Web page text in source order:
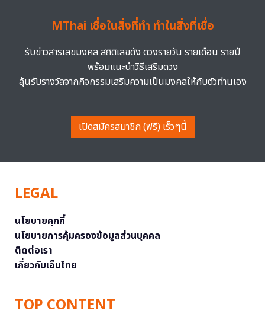
MThai เชื่อในสิ่งที่ทำ ทำในสิ่งที่เชื่อ
รับข่าวสารเลขมงคล สถิติเลขดัง ดวงรายวัน รายเดือน รายปี
พร้อมแนะนำวิธีเสริมดวง
ลุ้นรับรางวัลจากกิจกรรมเสริมความเป็นมงคลให้กับตัวท่านเอง
เปิดสมัครสมาชิก (ฟรี) เร็วๆนี้
LEGAL
นโยบายคุกกี้
นโยบายการคุ้มครองข้อมูลส่วนบุคคล
ติดต่อเรา
เกี่ยวกับเอ็มไทย
TOP CONTENT